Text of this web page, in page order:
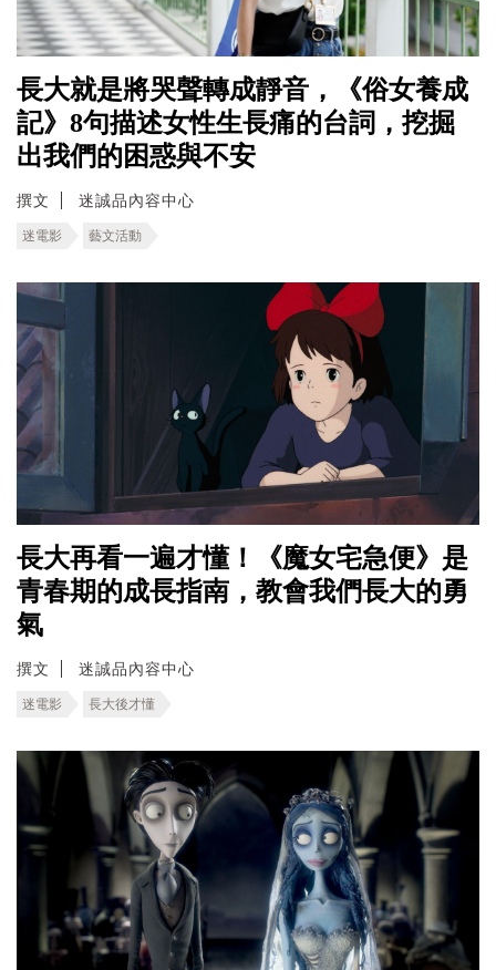
長大就是將哭聲轉成靜音，《俗女養成
記》8句描述女性生長痛的台詞，挖掘
出我們的困惑與不安
撰文 迷誠品內容中心
迷電影 藝文活動
長大再看一遍才懂！《魔女宅急便》是
青春期的成長指南，教會我們長大的勇
氣
撰文 迷誠品內容中心
迷電影 長大後才懂